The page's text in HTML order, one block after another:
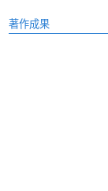
著作成果